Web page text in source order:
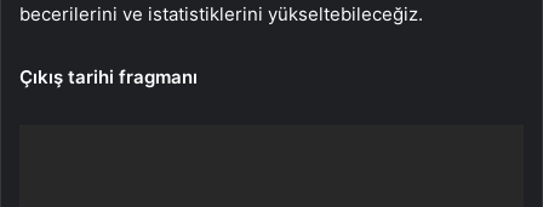
becerilerini ve istatistiklerini yükseltebileceğiz.
Çıkış tarihi fragmanı